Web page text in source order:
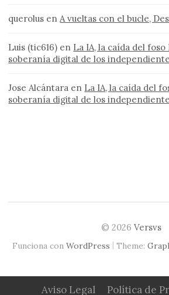
querolus en A vueltas con el bucle,
Luis (tic616) en La IA, la caída del foso
soberanía digital de los
Jose Alcántara en La IA, la caída del
soberanía digital de los
© 2026 Versvs
Funciona con WordPress | Theme:
Aviso Legal Política de